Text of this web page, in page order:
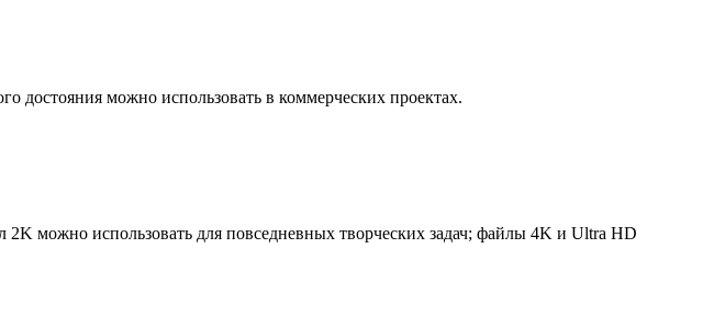
достояния можно использовать в коммерческих проектах.
2K можно использовать для повседневных творческих задач; файлы 4K и Ultra HD